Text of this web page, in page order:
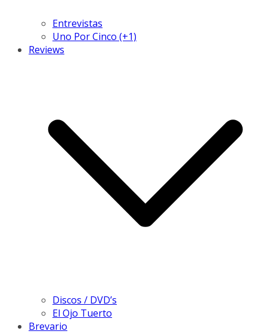
Entrevistas
Uno Por Cinco (+1)
Reviews
Discos / DVD’s
El Ojo Tuerto
Brevario